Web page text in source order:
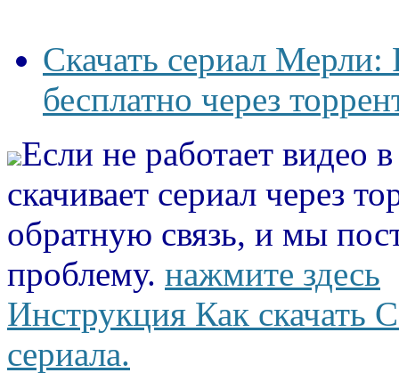
Скачать сериал
бесплатно через
Если не работает видео
скачивает сериал через
обратную связь, и мы
проблему. нажмите здесь
Инструкция Как скачать
сериала.